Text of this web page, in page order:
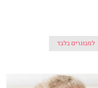
למבוגרים בלבד